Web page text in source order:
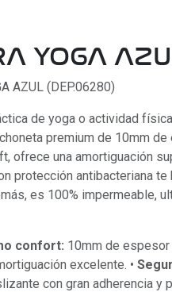
YOGA
AZUL (DEP.06280)
de yoga o actividad
premium de 10mm de
ofrece una amortiguación
protección antibacteriana te
es 100% impermeable,
confort: 10mm de
excelente. •
con gran adherencia y